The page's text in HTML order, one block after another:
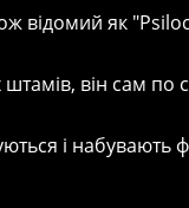
відомий як
він сам
і набувають